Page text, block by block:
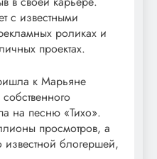
с известными
роликах и
проектах.
к Марьяне
на песню «Тихо».
просмотров, а
известной блогершей,